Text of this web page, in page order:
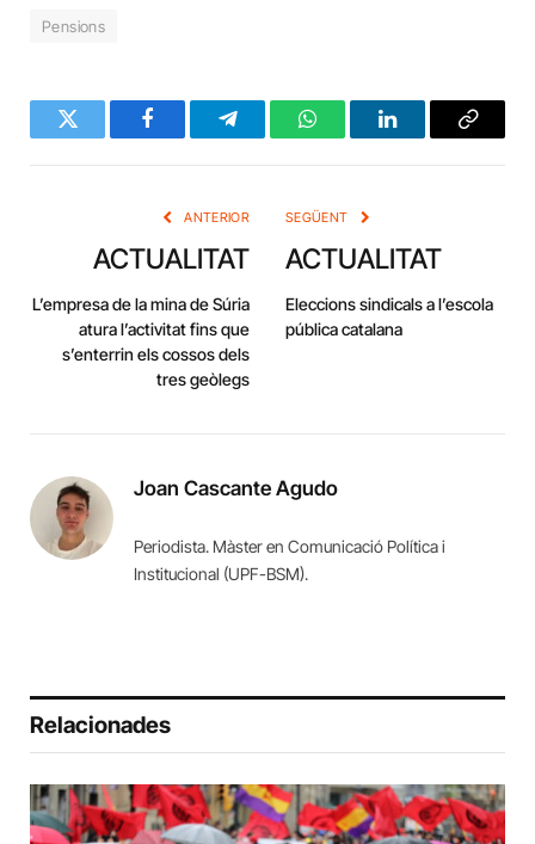
Pensions
Twitter FacebookTelegramWhatsAppLinkedInCopy
ANTERIOR
ACTUALITAT
L’empresa de la mina de Súria
atura l’activitat fins que
s’enterrin els cossos dels
tres geòlegs
SEGÜENT
ACTUALITAT
Eleccions sindicals a l’escola
pública catalana
Joan Cascante Agudo
Periodista. Màster en Comunicació Política i
Institucional (UPF-BSM).
Relacionades